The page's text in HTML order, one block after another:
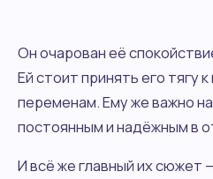
Он очарован её
Ей стоит принять его тягу
переменам. Ему же важно
постоянным и надёжным в
И всё же главный их сюжет